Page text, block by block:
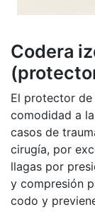
Codera
El protector
comodidad a
casos de
cirugía, por
llagas por
y compresión
codo y